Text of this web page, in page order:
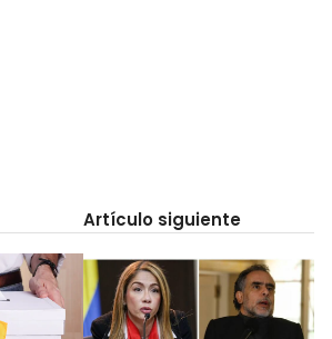
Artículo siguiente